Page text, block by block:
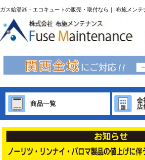
ガス給湯器・エコキュートの販売・取付なら｜ 布施メンテ
商品一覧
会
店